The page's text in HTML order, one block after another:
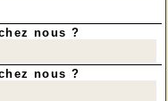
nous ?
nous ?